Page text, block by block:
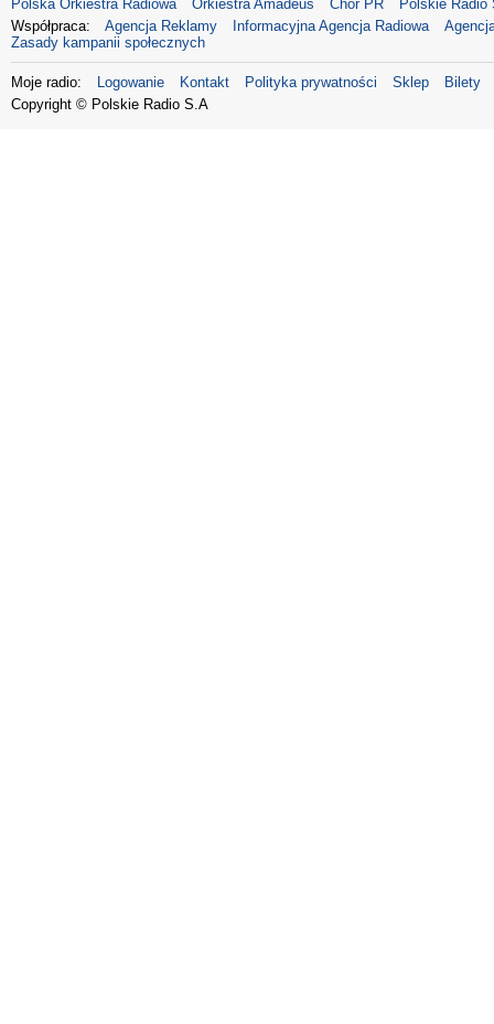
Polska Orkiestra Radiowa Orkiestra Amadeus Chór PR
Polskie Radio
Współpraca:
Agencja Reklamy Informacyjna Agencja Radiowa
Zasady kampanii społecznych
Moje radio: Logowanie Kontakt Polityka prywatności Sklep
Bilety
Copyright © Polskie Radio S.A